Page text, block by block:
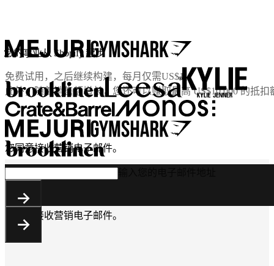
您的事业从 Shopify 起步
免费试用，之后继续构建，每月仅需US$1 。
此外，随着销售额增长，您还可以赚取最高 US$10,000 的抵扣
您同意接收营销电子邮件。
您同意接收营销电子邮件。